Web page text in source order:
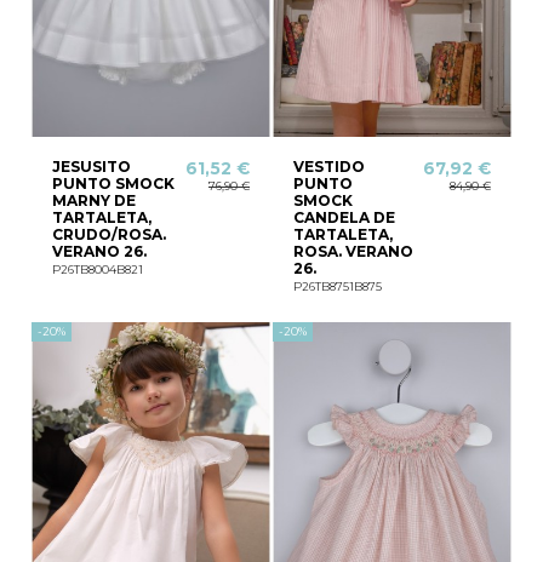
JESUSITO
PUNTO SMOCK
MARNY DE
TARTALETA,
CRUDO/ROSA.
VERANO 26.
P26TB8004B821
61,52 €
76,90 €
VESTIDO
PUNTO
SMOCK
CANDELA DE
TARTALETA,
ROSA. VERANO
26.
P26TB8751B875
67,92 €
84,90 €
-20% -20%